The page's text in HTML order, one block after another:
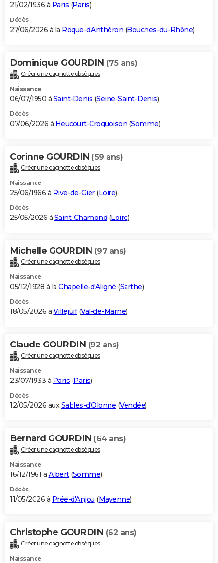
21/02/1936 à Paris (Paris)
Décès
27/06/2026 à la Roque-d'Anthéron (Bouches-du-Rhône)
Dominique GOURDIN (75 ans)
Créer une cagnotte obsèques
Naissance
06/07/1950 à Saint-Denis (Seine-Saint-Denis)
Décès
07/06/2026 à Heucourt-Croquoison (Somme)
Corinne GOURDIN (59 ans)
Créer une cagnotte obsèques
Naissance
25/06/1966 à Rive-de-Gier(Loire)
Décès
25/05/2026 à Saint-Chamond (Loire)
Michelle GOURDIN (97 ans)
Créer une cagnotte obsèques
Naissance
05/12/1928 à la Chapelle-d'Aligné (Sarthe)
Décès
18/05/2026 à Villejuif(Val-de-Marne)
Claude GOURDIN (92 ans)
Créer une cagnotte obsèques
Naissance
23/07/1933 à Paris (Paris)
Décès
12/05/2026 auxSables-d'Olonne (Vendée)
Bernard GOURDIN (64 ans)
Créer une cagnotte obsèques
Naissance
16/12/1961 à Albert(Somme)
Décès
11/05/2026 à Prée-d'Anjou (Mayenne)
Christophe GOURDIN (62 ans)
Créer une cagnotte obsèques
Naissance